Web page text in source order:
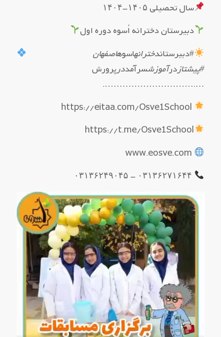
سال تحصیلی ۱۴۰۵-۱۴۰۴
دبیرستان دخترانه اُسوه دوره اول
#دبیرستاندخترانهاسوهاصفهان
#پیشتازدرآموزشسرآمددرپرورش
….………………………….
https://t.me/Osve1School